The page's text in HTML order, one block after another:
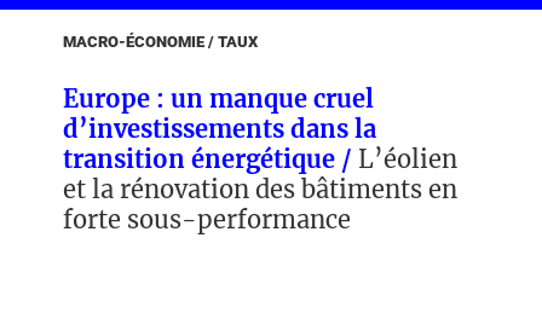
MACRO-ÉCONOMIE / TAUX
Europe : un manque cruel
d’investissements dans la
transition énergétique / L’éolien
et la rénovation des bâtiments en
forte sous-performance